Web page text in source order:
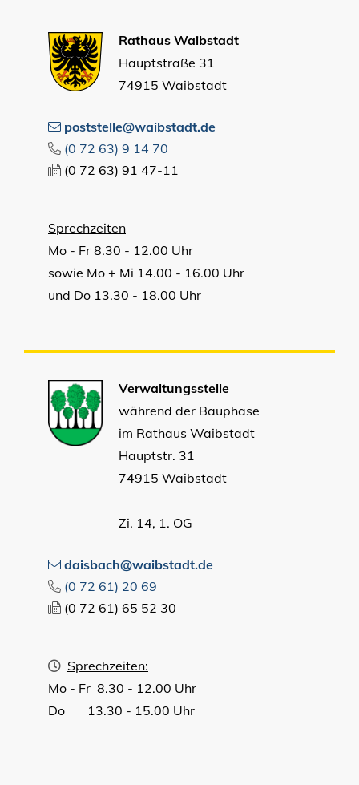
Rathaus Waibstadt
Hauptstraße 31
74915 Waibstadt
poststelle@waibstadt.de
(0 72 63) 9 14 70
(0 72 63) 91 47-11
Sprechzeiten
Mo - Fr 8.30 - 12.00 Uhr
sowie Mo + Mi 14.00 - 16.00 Uhr
und Do 13.30 - 18.00 Uhr
Verwaltungsstelle
während der Bauphase
im Rathaus Waibstadt
Hauptstr. 31
74915 Waibstadt
Zi. 14, 1. OG
daisbach@waibstadt.de
(0 72 61) 20 69
(0 72 61) 65 52 30
Sprechzeiten:
Mo - Fr 8.30 - 12.00 Uhr
Do 13.30 - 15.00 Uhr